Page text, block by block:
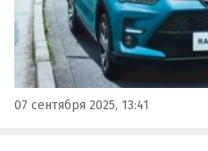
07 сентября 2025, 13:41